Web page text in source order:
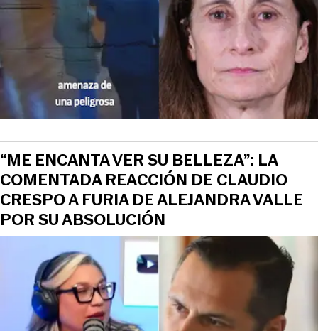
“ME ENCANTA VER SU BELLEZA”: LA
COMENTADA REACCIÓN DE CLAUDIO
CRESPO A FURIA DE ALEJANDRA VALLE
POR SU ABSOLUCIÓN